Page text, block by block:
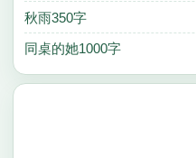
秋雨350字
同桌的她1000字